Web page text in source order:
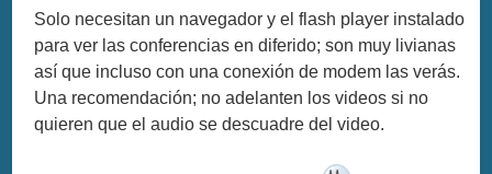
Solo necesitan un navegador y el flash player instalado
para ver las conferencias en diferido; son muy livianas
así que incluso con una conexión de modem las verás.
Una recomendación; no adelanten los videos si no
quieren que el audio se descuadre del video.